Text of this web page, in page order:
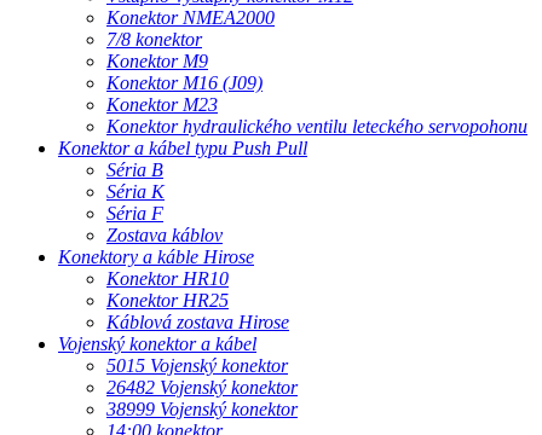
Konektor NMEA2000
7/8 konektor
Konektor M9
Konektor M16 (J09)
Konektor M23
Konektor hydraulického ventilu leteckého servopohonu
Konektor a kábel typu Push Pull
Séria B
Séria K
Séria F
Zostava káblov
Konektory a káble Hirose
Konektor HR10
Konektor HR25
Káblová zostava Hirose
Vojenský konektor a kábel
5015 Vojenský konektor
26482 Vojenský konektor
38999 Vojenský konektor
14:00 konektor